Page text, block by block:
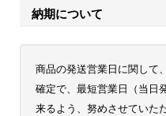
納期について
商品の発送営業日に関して
確定で、最短営業日（当日
来るよう、努めさせていた